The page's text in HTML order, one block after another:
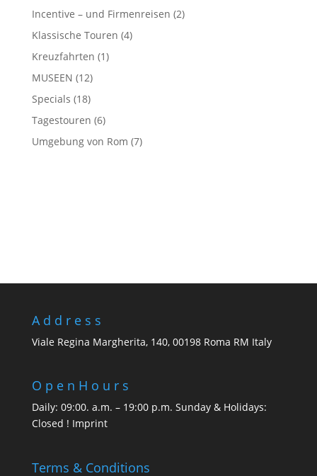
Incentive – und Firmenreisen (2)
Klassische Touren (4)
Kreuzfahrten (1)
MUSEEN (12)
Specials (18)
Tagestouren (6)
Umgebung von Rom (7)
A d d r e s s
Viale Regina Margherita, 140, 00198 Roma RM Italy
O p e n H o u r s
Daily: 09:00. a.m. – 19:00 p.m. Sunday & Holidays:
Closed ! Imprint
Terms & Conditions